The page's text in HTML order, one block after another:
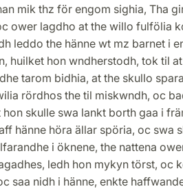
mik thz för engom sighia, Tha
ower lagdho at the willo fulfölia
leddo the hänne wt mz barnet i
huilket hon wndherstodh, tok til
tarom bidhia, at the skullo
rördhos the til miskwndh, oc
hon skulle swa lankt borth gaa i
hänne höra ällar spöria, oc swa
i öknene, the nattena
ledh hon mykyn törst, oc
saa nidh i hänne, enkte